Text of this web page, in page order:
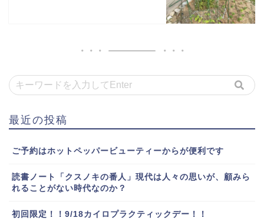
最近の投稿
ご予約はホットペッパービューティーからが便利です
読書ノート「クスノキの番人」現代は人々の思いが、顧みら
れることがない時代なのか？
初回限定！！9/18カイロプラクティックデー！！